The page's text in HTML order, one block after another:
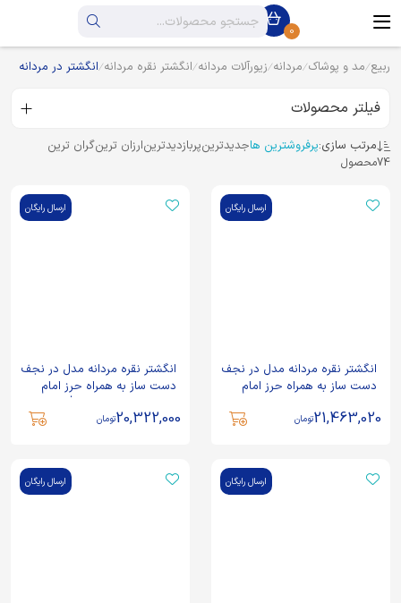
0
ربیع مد و پوشاک مردانه زیورآلات مردانه انگشتر نقره مردانه انگشتر در مردانه
فیلتر محصولات
مرتب سازی:پرفروشترین هاجدیدترینپربازدیدترینارزان ترینگران ترین
74محصول
ارسال رایگان
انگشتر نقره مردانه مدل در نجف
دست ساز به همراه حرز امام
علی ولی الله کد 91167
21,463,020تومان
ارسال رایگان
انگشتر نقره مردانه مدل در نجف
دست ساز به همراه حرز امام
94499
20,322,000تومان
ارسال رایگان ارسال رایگان